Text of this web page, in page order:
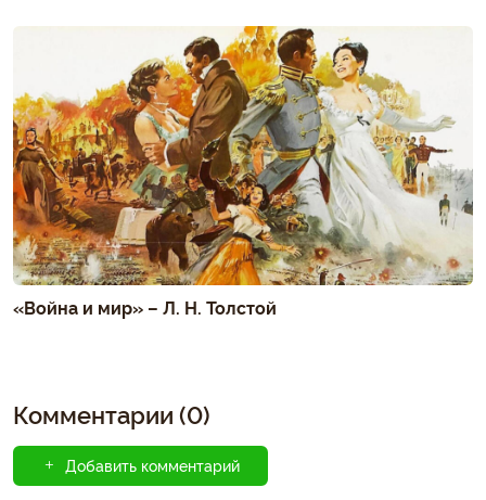
«Война и мир» – Л. Н. Толстой
Комментарии (0)
Добавить комментарий